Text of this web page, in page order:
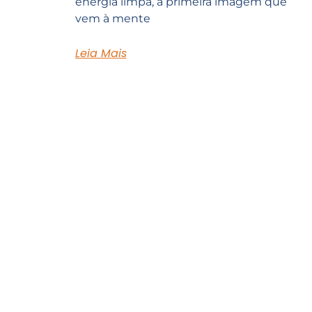
vem à mente
Leia Mais